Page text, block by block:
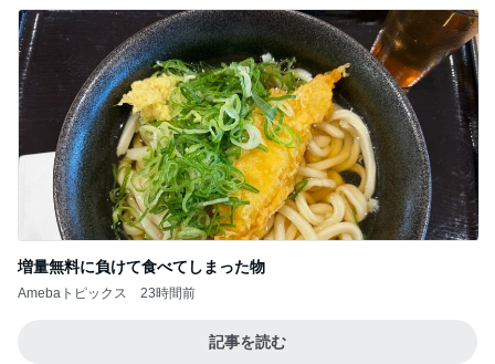
増量無料に負けて食べてしまった物
Amebaトピックス 23時間前
記事を読む